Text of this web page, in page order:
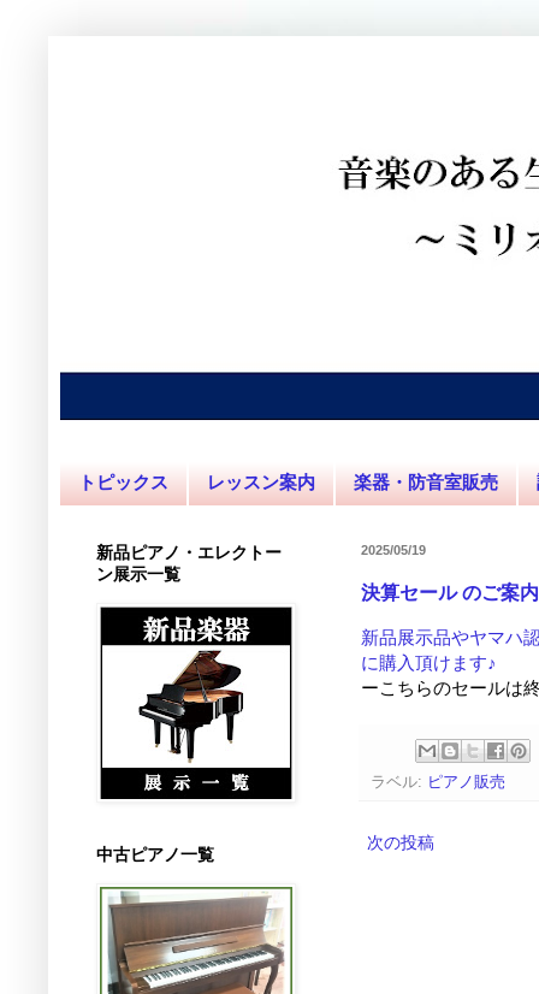
トピックス レッスン案内 楽器・防音室販売
2025/05/19
決算セール のご案内
新品展示品やヤマハ
に購入頂けます♪
ーこちらのセールは
ラベル: ピアノ販売
次の投稿
新品ピアノ・エレクトー
ン展示一覧
中古ピアノ一覧